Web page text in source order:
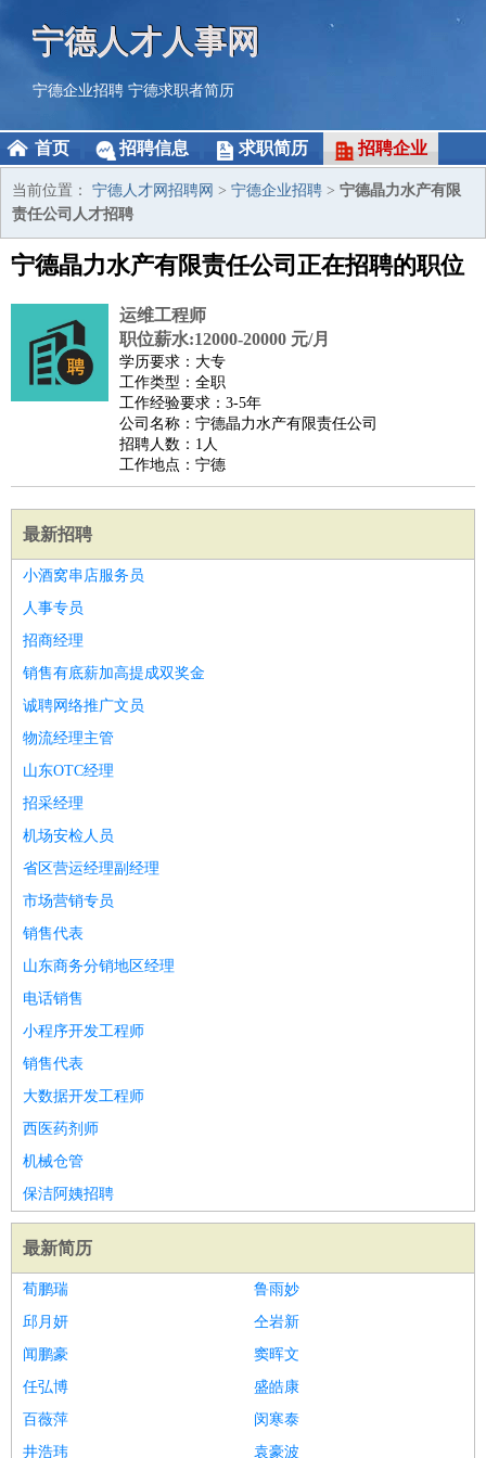
宁德人才人事网
宁德企业招聘 宁德求职者简历
首页 招聘信息 求职简历 招聘企业
当前位置： 宁德人才网招聘网 > 宁德企业招聘 > 宁德晶力水产有限
责任公司人才招聘
宁德晶力水产有限责任公司正在招聘的职位
运维工程师
职位薪水:12000-20000 元/月
学历要求：大专
工作类型：全职
工作经验要求：3-5年
公司名称：宁德晶力水产有限责任公司
招聘人数：1人
工作地点：宁德
最新招聘
小酒窝串店服务员
人事专员
招商经理
销售有底薪加高提成双奖金
诚聘网络推广文员
物流经理主管
山东OTC经理
招采经理
机场安检人员
省区营运经理副经理
市场营销专员
销售代表
山东商务分销地区经理
电话销售
小程序开发工程师
销售代表
大数据开发工程师
西医药剂师
机械仓管
保洁阿姨招聘
最新简历
荀鹏瑞
鲁雨妙
邱月妍
仝岩新
闻鹏豪
窦晖文
任弘博
盛皓康
百薇萍
闵寒泰
井浩玮
袁豪波